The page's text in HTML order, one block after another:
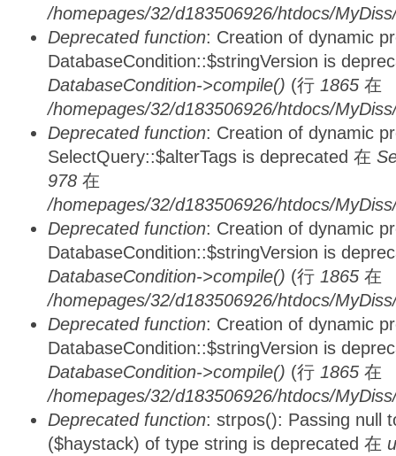
/homepages/32/d183506926/htdocs/
Deprecated function: Creation of dynamic
DatabaseCondition::$stringVersion is
DatabaseCondition->compile() (行 1865 在
/homepages/32/d183506926/htdocs/
Deprecated function: Creation of dynamic
SelectQuery::$alterTags is deprecated 在
978 在
/homepages/32/d183506926/htdocs/
Deprecated function: Creation of dynamic
DatabaseCondition::$stringVersion is
DatabaseCondition->compile() (行 1865 在
/homepages/32/d183506926/htdocs/
Deprecated function: Creation of dynamic
DatabaseCondition::$stringVersion is
DatabaseCondition->compile() (行 1865 在
/homepages/32/d183506926/htdocs/
Deprecated function: strpos(): Passing null
($haystack) of type string is deprecated 在